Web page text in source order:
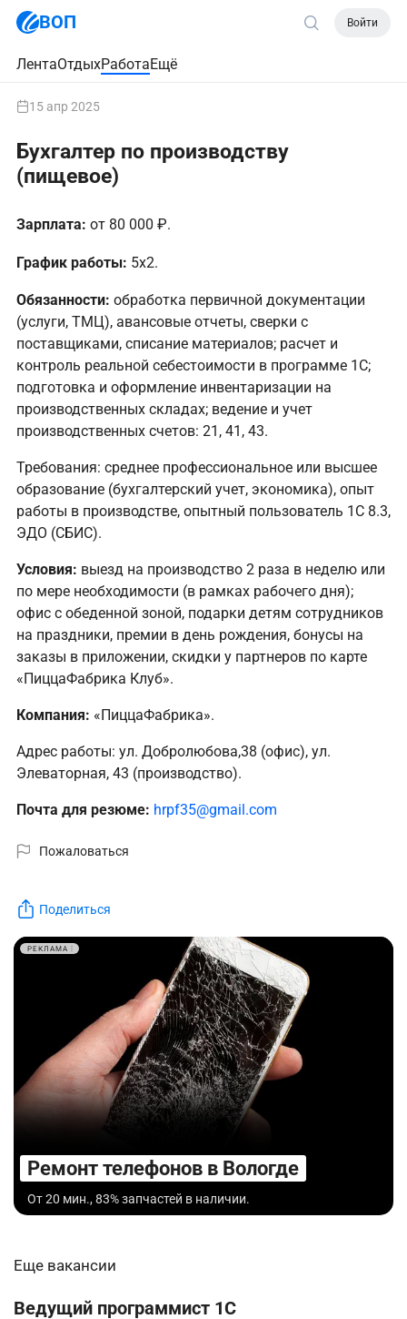
ВОП Войти
ЛентаОтдыхРаботаЕщё
15 апр 2025
Бухгалтер по производству
(пищевое)
Зарплата: от 80 000 ₽.
График работы: 5х2.
Обязанности: обработка первичной документации
(услуги, ТМЦ), авансовые отчеты, сверки с
поставщиками​​​​​​​,​​​​​​​ списание материалов; расчет и
контроль реальной себестоимости в программе 1С;
подготовка и оформление инвентаризации на
производственных складах; ведение и учет
производственных счетов: 21, 41, 43.
Требования: среднее профессиональное или высшее
образование (бухгалтерский учет, экономика), опыт
работы в производстве, опытный пользователь 1С 8.3,
ЭДО (СБИС).​​​​​​​
Условия: выезд на производство 2 раза в неделю или
по мере необходимости (в рамках рабочего дня);
офис с обеденной зоной, подарки детям сотрудников
на праздники, премии в день рождения, бонусы на
заказы в приложении, скидки у партнеров по карте
«ПиццаФабрика Клуб».
Компания: «ПиццаФабрика».
Адрес работы: ул. Добролюбова,38 (офис), ул.
Элеваторная, 43 (производство).
Почта для резюме: hrpf35@gmail.com
Пожаловаться
Поделиться
РЕКЛАМА
Ремонт телефонов в Вологде
От 20 мин., 83% запчастей в наличии.
Еще вакансии
Ведущий программист 1С